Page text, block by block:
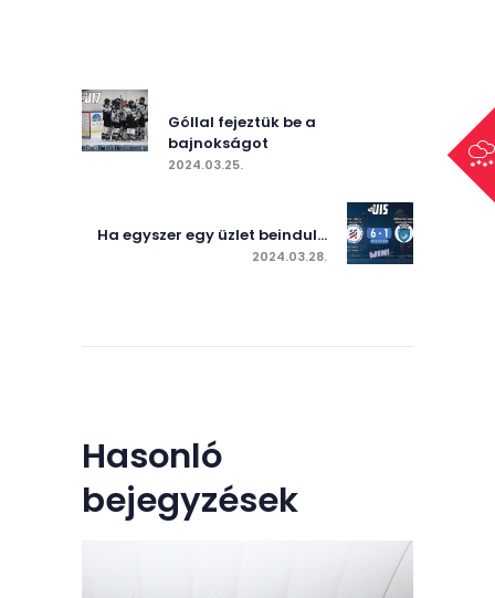
navigáció
Góllal fejeztük be a
bajnokságot
2024.03.25.
Ha egyszer egy üzlet beindul…
2024.03.28.
Hasonló
bejegyzések